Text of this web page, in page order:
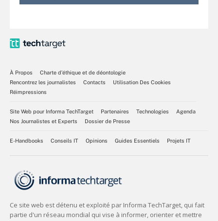
À Propos
Charte d’éthique et de déontologie
Rencontrez les journalistes
Contacts
Utilisation Des Cookies
Réimpressions
Site Web pour Informa TechTarget Partenaires Technologies
Agenda
Nos Journalistes et Experts
Dossier de Presse
E-Handbooks Conseils IT Opinions Guides Essentiels Projets IT